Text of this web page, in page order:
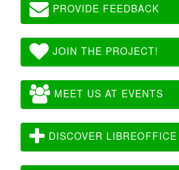
PROVIDE FEEDBACK
JOIN THE PROJECT!
MEET US AT EVENTS
DISCOVER LIBREOFFICE